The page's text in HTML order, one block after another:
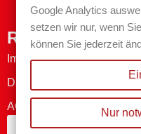
Rechtliches
Impressum
Datenschutzerklärung
AGB
Bestellung widerrufen
Google Analytics
setzen wir nur, wenn
können Sie jederzeit
Nur